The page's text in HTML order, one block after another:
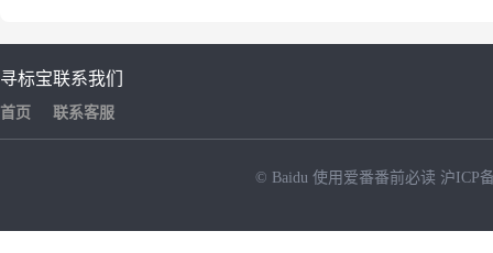
寻标宝
首页
联系我们
联系客服
© Baidu 使用爱番番前必读 沪ICP